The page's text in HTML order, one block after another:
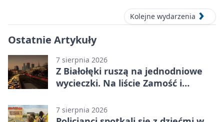
Kolejne wydarzenia
Ostatnie Artykuły
7 sierpnia 2026
Z Białołęki ruszą na jednodniowe
wycieczki. Na liście Zamość i
7 sierpnia 2026